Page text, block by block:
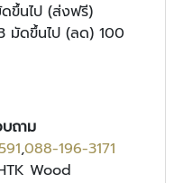
ขึ้นไป (ส่งฟรี)
มัดขึ้นไป (ลด) 100
ถาม
,088-196-3171
Wood